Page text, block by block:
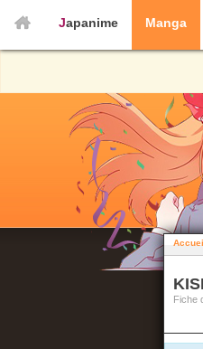
Japanime Manga
Fiche